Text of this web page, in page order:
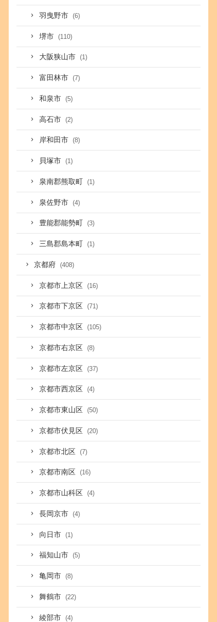
羽曳野市 (6)
堺市 (110)
大阪狭山市 (1)
富田林市 (7)
和泉市 (5)
高石市 (2)
岸和田市 (8)
貝塚市 (1)
泉南郡熊取町 (1)
泉佐野市 (4)
豊能郡能勢町 (3)
三島郡島本町 (1)
京都府 (408)
京都市上京区 (16)
京都市下京区 (71)
京都市中京区 (105)
京都市右京区 (8)
京都市左京区 (37)
京都市西京区 (4)
京都市東山区 (50)
京都市伏見区 (20)
京都市北区 (7)
京都市南区 (16)
京都市山科区 (4)
長岡京市 (4)
向日市 (1)
福知山市 (5)
亀岡市 (8)
舞鶴市 (22)
綾部市 (4)